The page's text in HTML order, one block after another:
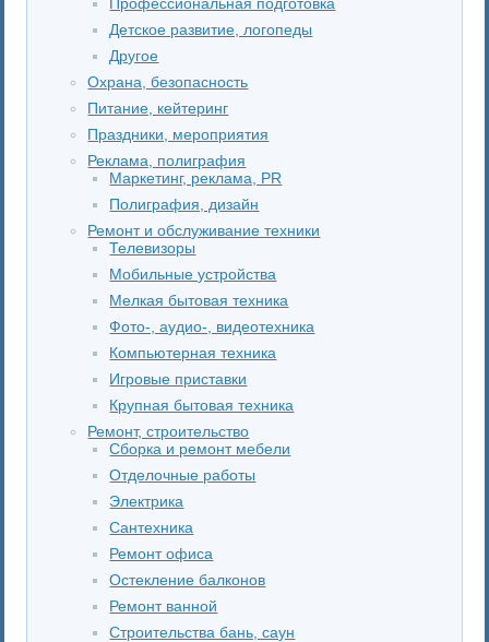
Детское развитие, логопеды
Другое
Охрана, безопасность
Питание, кейтеринг
Праздники, мероприятия
Реклама, полиграфия
Маркетинг, реклама, PR
Полиграфия, дизайн
Ремонт и обслуживание техники
Телевизоры
Мобильные устройства
Мелкая бытовая техника
Фото-, аудио-, видеотехника
Компьютерная техника
Игровые приставки
Крупная бытовая техника
Ремонт, строительство
Сборка и ремонт мебели
Отделочные работы
Электрика
Сантехника
Ремонт офиса
Остекление балконов
Ремонт ванной
Строительства бань, саун